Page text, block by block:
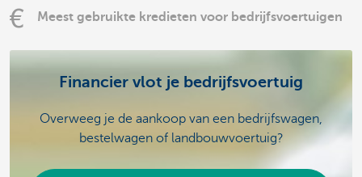
Meest gebruikte kredieten voor bedrijfsvoertuigen
Financier vlot je bedrijfsvoertuig
Overweeg je de aankoop van een bedrijfswagen,
bestelwagen of landbouwvoertuig?